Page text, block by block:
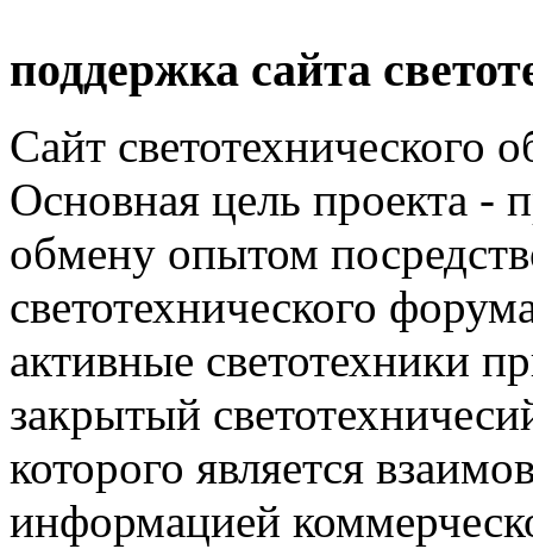
поддержка сайта
Сайт светотехнического
Основная цель проекта -
обмену опытом
светотехнического
активные светотехники
закрытый
которого является
информацией